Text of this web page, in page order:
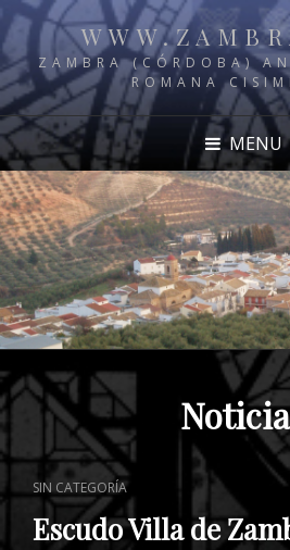
ZAMBRA (CÓRDOBA)
ROMANA
MENU
CAT
LINKS
SIN CATEGORÍA
Escudo Villa de